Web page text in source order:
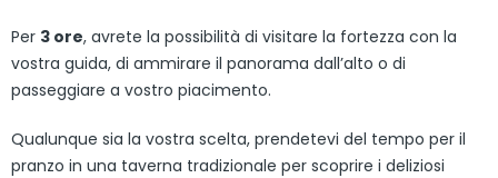
Per 3 ore, avrete la possibilità di visitare la fortezza con la
vostra guida, di ammirare il panorama dall’alto o di
passeggiare a vostro piacimento.
Qualunque sia la vostra scelta, prendetevi del tempo per il
pranzo in una taverna tradizionale per scoprire i deliziosi